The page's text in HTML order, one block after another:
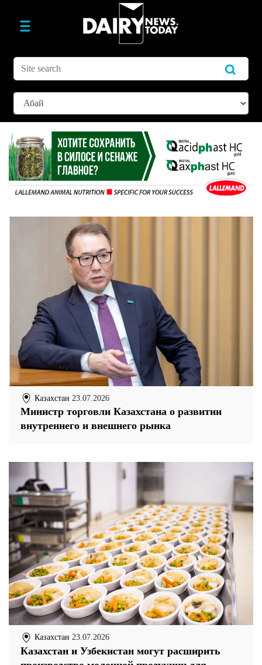
Казахстан 23.07.2026
Министр торговли Казахстана о развитии
внутреннего и внешнего рынка
Казахстан 23.07.2026
Казахстан и Узбекистан могут расширить